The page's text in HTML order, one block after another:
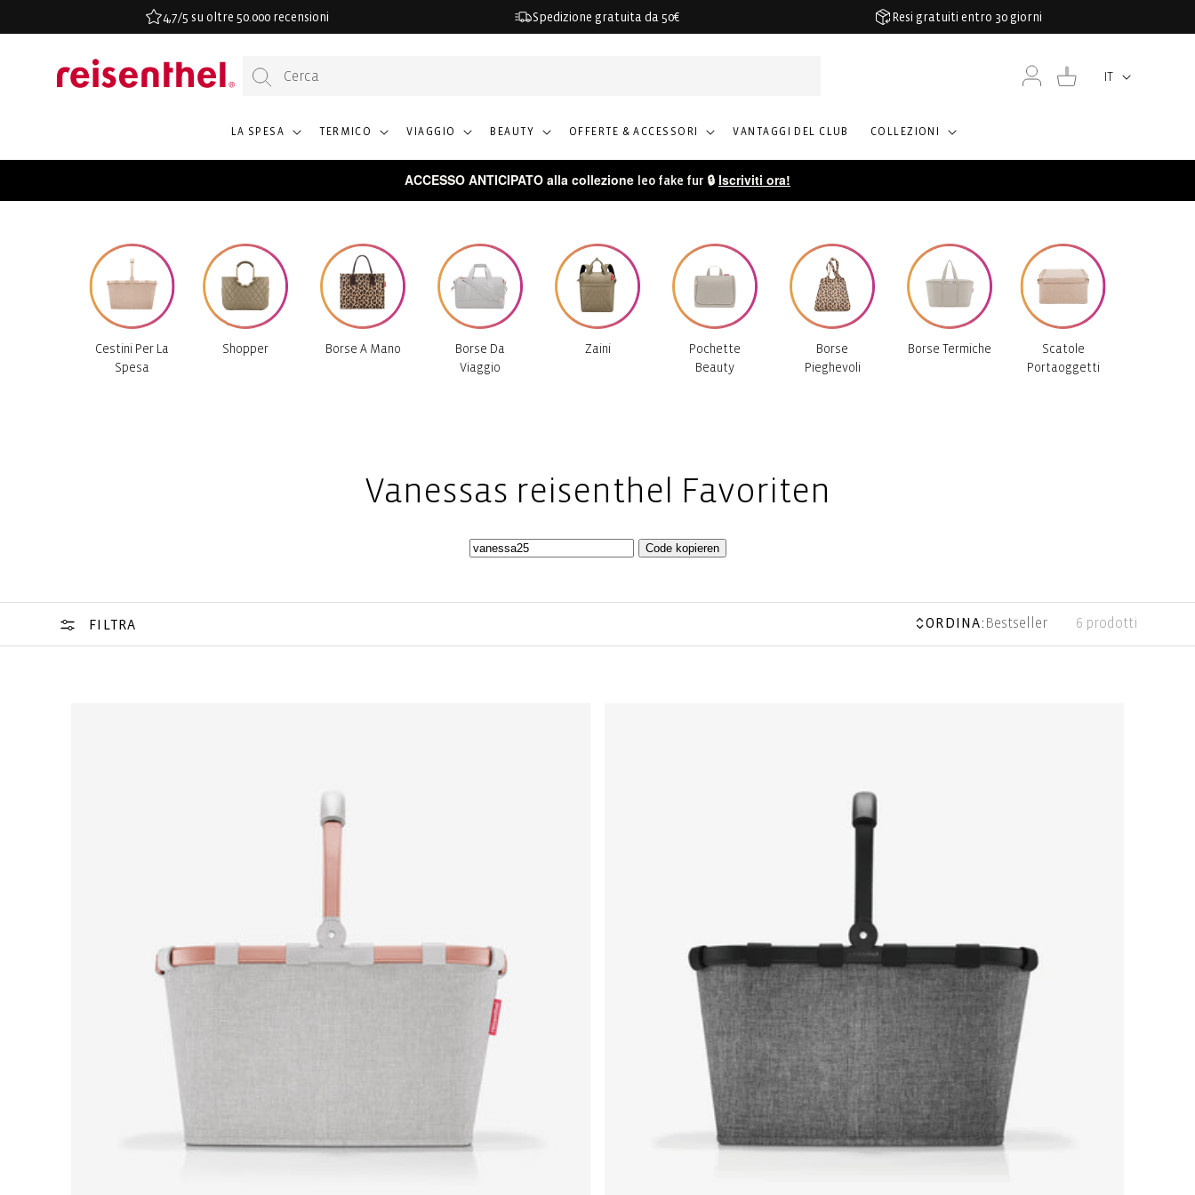
4,7/5 su oltre 50.000 recensioni Spedizione gratuita da 50€ Resi gratuiti entro 30 giorni
LA SPESA TERMICO VIAGGIO BEAUTY OFFERTE & ACCESSORI VANTAGGI DEL CLUB COLLEZIONI
LinguaIT
Accedi Carrello
ACCESSO ANTICIPATO alla collezione leo fake fur 🔒 Iscriviti ora!
Cestini Per La
Spesa
Shopper Borse A Mano
Borse Da
Viaggio
Zaini
Pochette
Beauty
Borse
Pieghevoli
Borse Termiche
Scatole
Portaoggetti
Vanessas reisenthel Favoriten
Code kopieren
FILTRA ORDINA: Bestseller 6 prodotti